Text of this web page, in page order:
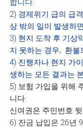
합니다.
2) 경제위기 급의 급
상 밖의 일이 발생하
3) 현지 도착 후 기상
지 못하는 경우, 환불
4) 진행자나 현지 가
생하는 모든 결과는
5) 보험 가입을 위해
니다.
신여권은 주민번호
6) 잔금 납입은 26년